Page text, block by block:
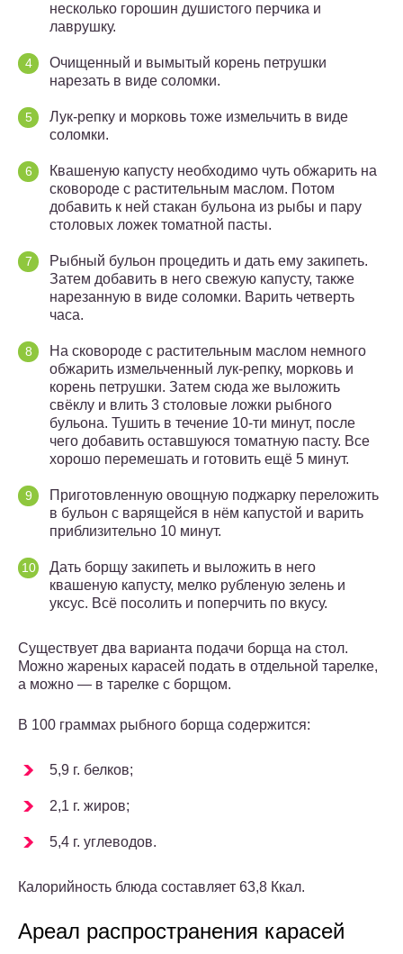
несколько горошин душистого перчика и
лаврушку.
Очищенный и вымытый корень петрушки
нарезать в виде соломки.
Лук-репку и морковь тоже измельчить в виде
соломки.
Квашеную капусту необходимо чуть обжарить на
сковороде с растительным маслом. Потом
добавить к ней стакан бульона из рыбы и пару
столовых ложек томатной пасты.
Рыбный бульон процедить и дать ему закипеть.
Затем добавить в него свежую капусту, также
нарезанную в виде соломки. Варить четверть
часа.
На сковороде с растительным маслом немного
обжарить измельченный лук-репку, морковь и
корень петрушки. Затем сюда же выложить
свёклу и влить 3 столовые ложки рыбного
бульона. Тушить в течение 10-ти минут, после
чего добавить оставшуюся томатную пасту. Все
хорошо перемешать и готовить ещё 5 минут.
Приготовленную овощную поджарку переложить
в бульон с варящейся в нём капустой и варить
приблизительно 10 минут.
Дать борщу закипеть и выложить в него
квашеную капусту, мелко рубленую зелень и
уксус. Всё посолить и поперчить по вкусу.
Существует два варианта подачи борща на стол.
Можно жареных карасей подать в отдельной тарелке,
а можно — в тарелке с борщом.
В 100 граммах рыбного борща содержится:
5,9 г. белков;
2,1 г. жиров;
5,4 г. углеводов.
Калорийность блюда составляет 63,8 Ккал.
Ареал распространения карасей